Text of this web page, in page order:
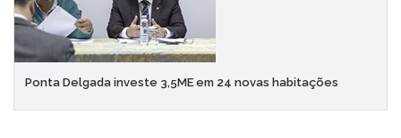
Ponta Delgada investe 3,5ME em 24 novas habitações